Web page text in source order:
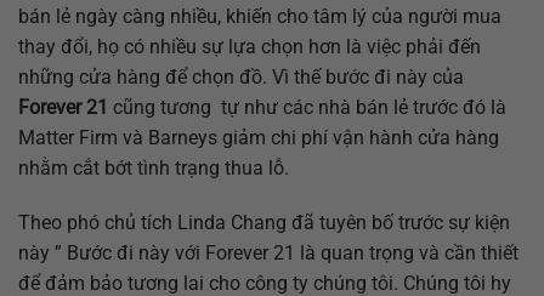
bán lẻ ngày càng nhiều, khiến cho tâm lý của người mua
thay đổi, họ có nhiều sự lựa chọn hơn là việc phải đến
những cửa hàng để chọn đồ. Vì thế bước đi này của
Forever 21 cũng tương tự như các nhà bán lẻ trước đó là
Matter Firm và Barneys giảm chi phí vận hành cửa hàng
nhằm cắt bớt tình trạng thua lỗ.
Theo phó chủ tích Linda Chang đã tuyên bố trước sự kiện
này ” Bước đi này với Forever 21 là quan trọng và cần thiết
để đảm bảo tương lai cho công ty chúng tôi. Chúng tôi hy